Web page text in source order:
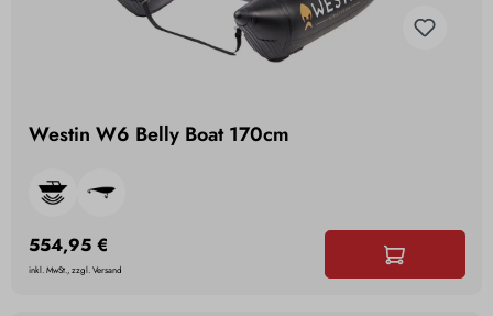
Westin W6 Belly Boat 170cm
554,95 €
inkl. MwSt., zzgl. Versand